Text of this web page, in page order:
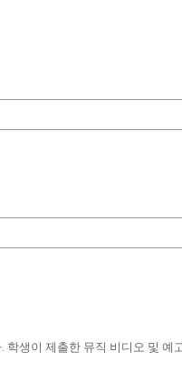
생이 제출한 뮤직 비디오 및 예